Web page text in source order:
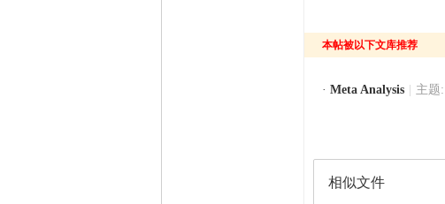
本帖被以下文库推荐
· Meta Analysis 主题
相似文件